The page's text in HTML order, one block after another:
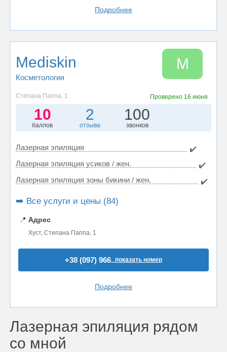
Подробнее
Mediskin
Косметология
M
Степана Паппа, 1 Проверено 16 июня
10
баллов
2
отзыва
100
звонков
Лазерная эпиляция
✔️
Лазерная эпиляция усиков / жен.
✔️
Лазерная эпиляция зоны бикини / жен.
✔️
➡️ Все услуги и цены (84)
📍 Адрес
Хуст, Степана Паппа, 1
+38 (097) 966..показать номер
Подробнее
Лазерная эпиляция рядом
со мной